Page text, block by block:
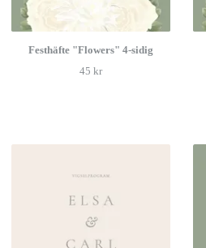
Festhäfte "Flowers" 4-sidig
45 kr